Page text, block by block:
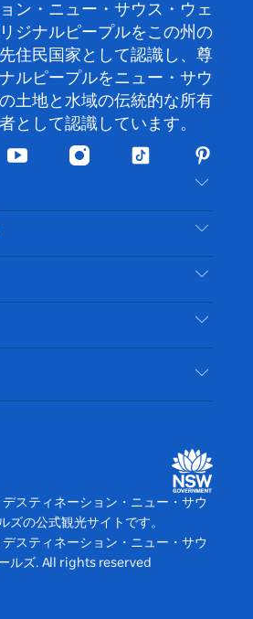
ン・ニュー・サウス・ウェ
ジナルピープルをこの州の
住民国家として認識し、尊
ルピープルをニュー・サウ
土地と水域の伝統的な所有
として認識しています。
ユ
チ
ー
イ
ス
グ
ム
テ
ッ
ト
ク
ピ
ン
タ
レ
ス
ト
知
ー
ン・ニュー・サウス・ウェール
スティネーション・ニュー・サウ
ズの公式観光サイトです。
デスティネーション・ニュー・サウ
ルズ. All rights reserved